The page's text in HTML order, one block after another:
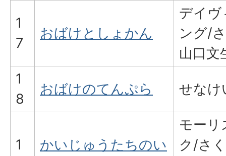
1
7
おばけとしょかん
デイヴ
ング/
山口文
1
8
おばけのてんぷら せなけ
1
かいじゅうたちのい
モーリ
ク/さく